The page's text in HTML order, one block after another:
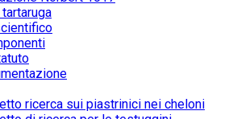
ricerca sui piastrinici nei cheloni